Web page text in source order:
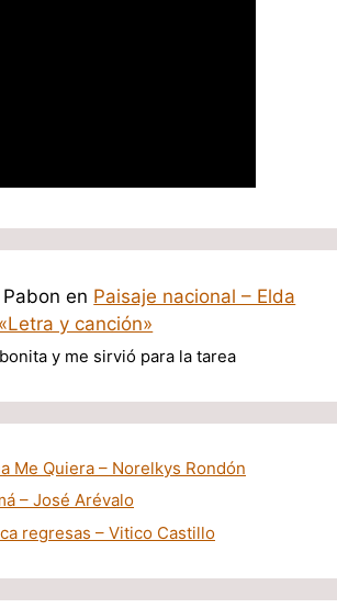
en Paisaje nacional – Elda
y canción»
y me sirvió para la tarea
Me Quiera – Norelkys Rondón
– José Arévalo
regresas – Vitico Castillo